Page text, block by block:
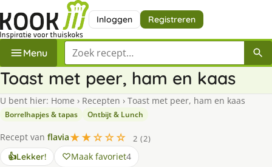
Inloggen Registreren
Menu Zoek een recept
Toast met peer, ham en kaas
U bent hier: Home › Recepten › Toast met peer, ham en kaas
Borrelhapjes & tapas Ontbijt & Lunch
Recept van flavia★★☆☆☆
2 (2)
👍Lekker! Maak favoriet4